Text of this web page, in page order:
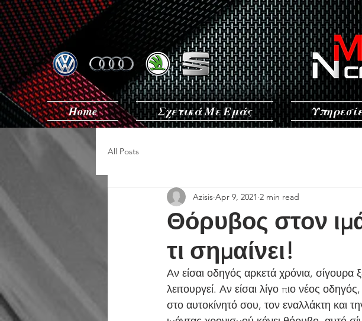
Home Σχετικά Με Εμάς
All Posts
Θόρυβος στον
τι σημαίνει!
Azisis Apr 9, 2021 2 min read
Αν είσαι οδηγός αρκετά χρόνια, σίγουρα
λειτουργεί. Αν είσαι λίγο πιο νέος
στο αυτοκίνητό σου, τον εναλλάκτη και